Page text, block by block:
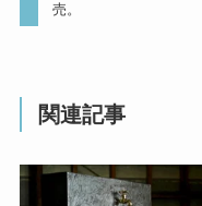
売。
関連記事